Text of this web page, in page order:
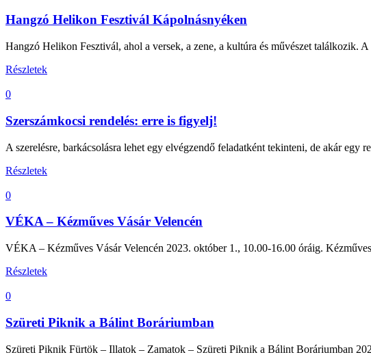
Hangzó Helikon Fesztivál Kápolnásnyéken
Hangzó Helikon Fesztivál, ahol a versek, a zene, a kultúra és művészet találkozik.
Részletek
0
Szerszámkocsi rendelés: erre is figyelj!
A szerelésre, barkácsolásra lehet egy elvégzendő feladatként tekinteni, de akár
Részletek
0
VÉKA – Kézműves Vásár Velencén
VÉKA – Kézműves Vásár Velencén 2023. október 1., 10.00-16.00 óráig.
Részletek
0
Szüreti Piknik a Bálint Boráriumban
Szüreti Piknik Fürtök – Illatok – Zamatok – Szüreti Piknik a Bálint Boráriumban